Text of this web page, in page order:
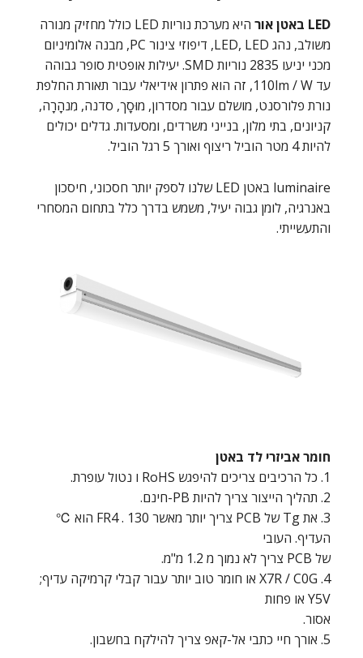
LED באטן אור
היא מערכת נוריות LED כולל מחזיק מנורה
משולב, נהג LED, LED, דיפוזי צינור PC, מבנה אלומיניום
מכני יניעו 2835 נוריות SMD. יעילות אופטית סופר גבוהה
עד 110lm / W, זה הוא פתרון אידיאלי עבור תאורת החלפת
נורת פלורסנט, מושלם עבור מסדרון, מוּסָך, סדנה, מִנהָרָה,
קניונים, בתי מלון, בנייני משרדים, ומסעדות. גדלים יכולים
להיות 4 מטר הוביל ריצוף ואורך 5 רגל הוביל.
luminaire באטן LED שלנו לספק יותר חסכוני, חיסכון
באנרגיה, לומן גבוה יעיל, משמש בדרך כלל בתחום המסחרי
והתעשייתי.
חומר אביזרי לד באטן
1. כל הרכיבים צריכים להיפגש RoHS ו נטול עופרת.
2. תהליך הייצור צריך להיות PB-חינם.
3. את Tg של PCB צריך יותר מאשר 130 . FR4 הוא ℃
העדיף. העובי
של PCB צריך לא נמוך מ 1.2 מ"מ.
4. X7R / C0G או חומר טוב יותר עבור קבלי קרמיקה עדיף;
Y5V או פחות
אסור.
5. אורך חיי כתבי אל-קאפ צריך להילקח בחשבון.